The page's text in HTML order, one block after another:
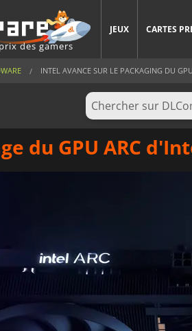
des gamers
JEUX CARTES
INTEL AVANCE SUR LE PACKAGING DU
du GPU ARC